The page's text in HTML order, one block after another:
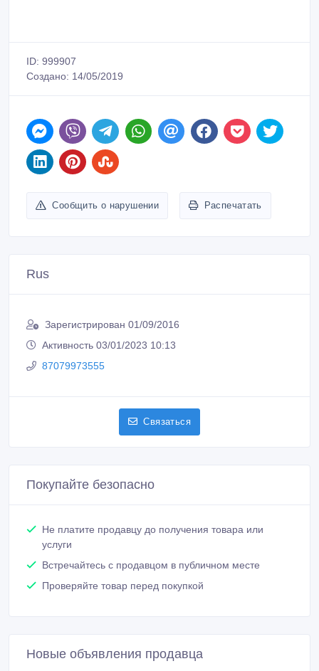
ID: 999907
Создано: 14/05/2019
Сообщить о нарушении Распечатать
Rus
Зарегистрирован 01/09/2016
Активность 03/01/2023 10:13
87079973555
Связаться
Покупайте безопасно
Не платите продавцу до получения товара или
услуги
Встречайтесь с продавцом в публичном месте
Проверяйте товар перед покупкой
Новые объявления продавца